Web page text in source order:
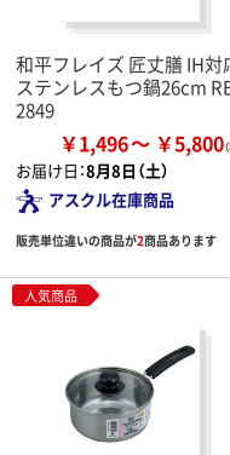
和平フレイズ 匠丈膳 IH対
ステンレスもつ鍋26cm
2849
￥1,496 ￥5,800
お届け日：8月8日（土）
アスクル在庫商品
販売単位違いの商品が2商品あります
人気商品